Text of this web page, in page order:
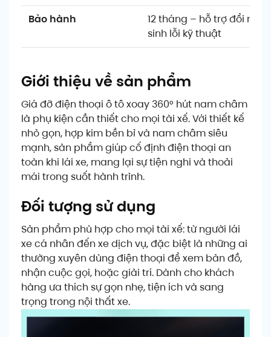
Bảo hành
12 tháng – hỗ trợ đổi mới
sinh lỗi kỹ thuật
Giới thiệu về sản phẩm
Giá đỡ điện thoại ô tô xoay 360° hút nam châm
là phụ kiện cần thiết cho mọi tài xế. Với thiết kế
nhỏ gọn, hợp kim bền bỉ và nam châm siêu
mạnh, sản phẩm giúp cố định điện thoại an
toàn khi lái xe, mang lại sự tiện nghi và thoải
mái trong suốt hành trình.
Đối tượng sử dụng
Sản phẩm phù hợp cho mọi tài xế: từ người lái
xe cá nhân đến xe dịch vụ, đặc biệt là những ai
thường xuyên dùng điện thoại để xem bản đồ,
nhận cuộc gọi, hoặc giải trí. Dành cho khách
hàng ưa thích sự gọn nhẹ, tiện ích và sang
trọng trong nội thất xe.